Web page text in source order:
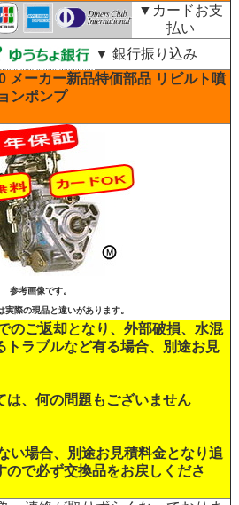
▼カードお支
払い
▼ 銀行振り込み
メーカー新品特価部品 リビルト噴
ンポンプ
参考画像です。
実際の現品と違いがあります。
のご返却となり、外部破損、水混
トラブルなど有る場合、別途お見
は、何の問題もございません
い場合、別途お見積料金となり追
ので必ず交換品をお戻しくださ